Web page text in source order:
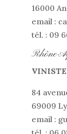
16000
email :
tél. : 09
Rhône-
84
69009
email :